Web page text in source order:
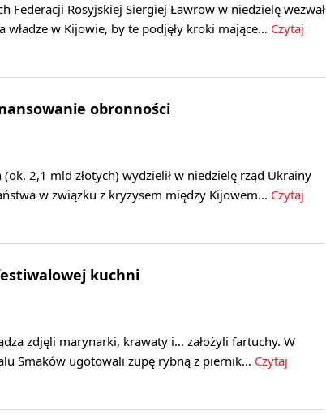
Federacji Rosyjskiej Siergiej Ławrow w niedzielę wezwał
władze w Kijowie, by te podjęły kroki mające… Czytaj
obronności
2,1 mld złotych) wydzielił w niedzielę rząd Ukrainy
w związku z kryzysem między Kijowem… Czytaj
kuchni
zdjęli marynarki, krawaty i... założyli fartuchy. W
Smaków ugotowali zupę rybną z piernik… Czytaj